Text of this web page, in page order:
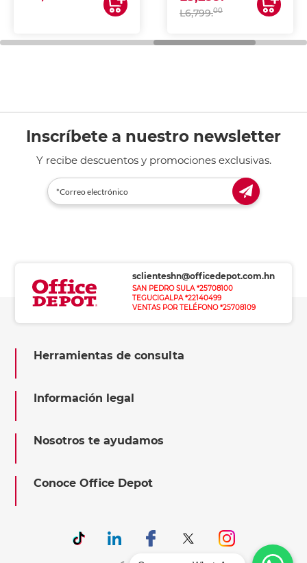
L6,799.00
Inscríbete a nuestro newsletter
Y recibe descuentos y promociones exclusivas.
sclienteshn@officedepot.com.hn
SAN PEDRO SULA *25708100
TEGUCIGALPA *22140499
VENTAS POR TELÉFONO *25708109
Herramientas de consulta
Información legal
Nosotros te ayudamos
Conoce Office Depot